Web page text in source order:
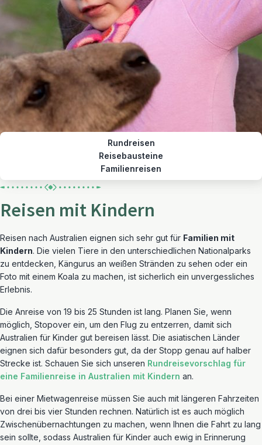
Rundreisen
Reisebausteine
Familienreisen
Reisen mit Kindern
Reisen nach Australien eignen sich sehr gut für Familien mit
Kindern. Die vielen Tiere in den unterschiedlichen Nationalparks
zu entdecken, Kängurus an weißen Stränden zu sehen oder ein
Foto mit einem Koala zu machen, ist sicherlich ein unvergessliches
Erlebnis.
Die Anreise von 19 bis 25 Stunden ist lang. Planen Sie, wenn
möglich, Stopover ein, um den Flug zu entzerren, damit sich
Australien für Kinder gut bereisen lässt. Die asiatischen Länder
eignen sich dafür besonders gut, da der Stopp genau auf halber
Strecke ist. Schauen Sie sich unseren Rundreisevorschlag für
eine Familienreise in Australien mit Kindern an.
Bei einer Mietwagenreise müssen Sie auch mit längeren Fahrzeiten
von drei bis vier Stunden rechnen. Natürlich ist es auch möglich
Zwischenübernachtungen zu machen, wenn Ihnen die Fahrt zu lang
sein sollte, sodass Australien für Kinder auch ewig in Erinnerung